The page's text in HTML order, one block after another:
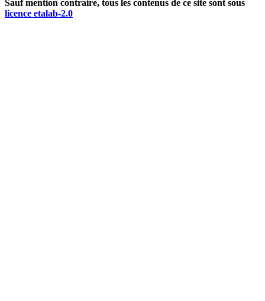
Sauf mention contraire, tous les contenus de ce site sont sous
licence etalab-2.0